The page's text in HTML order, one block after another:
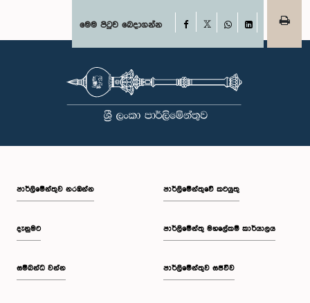
මෙම පිටුව බෙදාගන්න Facebook
WhatsAppLinkedIn
පාර්ලි‌මේන්තුව නරඹන්න
දැනුමට
සම්බන්ධ වන්න
පාර්ලිමේන්තුවේ කටයුතු
පාර්ලිමේන්තු මහලේකම් කාර්යාලය
පාර්ලිමේන්තුව සජීවීව